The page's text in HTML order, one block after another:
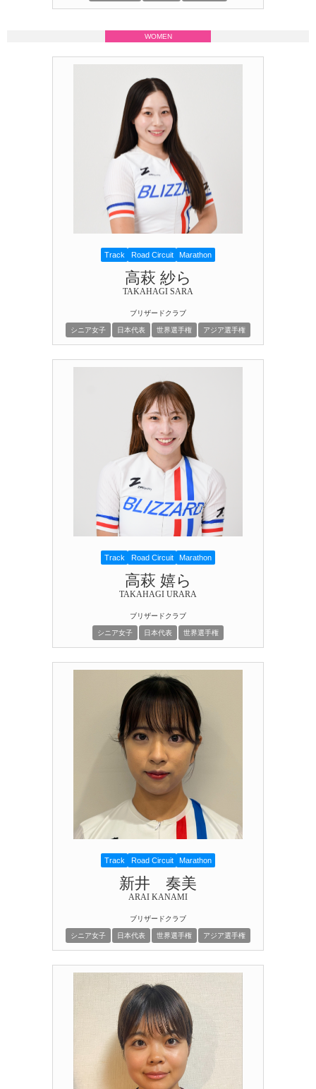
WOMEN
Track Road Circuit Marathon
高萩 紗ら
TAKAHAGI SARA
ブリザードクラブ
シニア女子 日本代表 世界選手権 アジア選手権
Track Road Circuit Marathon
高萩 嬉ら
TAKAHAGI URARA
ブリザードクラブ
シニア女子 日本代表 世界選手権
Track Road Circuit Marathon
新井 奏美
ARAI KANAMI
ブリザードクラブ
シニア女子 日本代表 世界選手権 アジア選手権